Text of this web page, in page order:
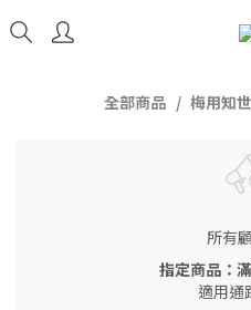
全部商品 梅用知
所有
指定商品：
適用通